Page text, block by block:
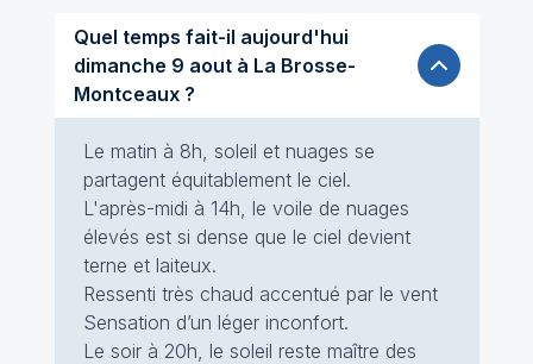
Quel temps fait-il aujourd'hui
dimanche 9 aout à La Brosse-
Montceaux ?
Le matin à 8h, soleil et nuages se
partagent équitablement le ciel.
L'après-midi à 14h, le voile de nuages
élevés est si dense que le ciel devient
terne et laiteux.
Ressenti très chaud accentué par le vent
Sensation d’un léger inconfort.
Le soir à 20h, le soleil reste maître des